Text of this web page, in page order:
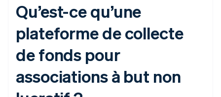
Qu’est-ce qu’une
plateforme de collecte
de fonds pour
associations à but non